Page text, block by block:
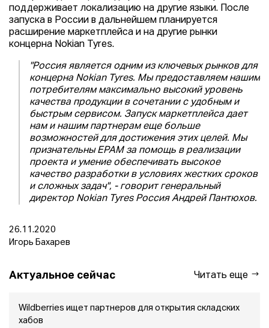
поддерживает локализацию на другие языки. После
запуска в России в дальнейшем планируется
расширение маркетплейса и на другие рынки
концерна Nokian Tyres.
"Россия является одним из ключевых рынков для
концерна Nokian Tyres. Мы предоставляем нашим
потребителям максимально высокий уровень
качества продукции в сочетании с удобным и
быстрым сервисом. Запуск маркетплейса дает
нам и нашим партнерам еще больше
возможностей для достижения этих целей. Мы
признательны EPAM за помощь в реализации
проекта и умение обеспечивать высокое
качество разработки в условиях жестких сроков
и сложных задач", - говорит генеральный
директор Nokian Tyres Россия Андрей Пантюхов.
26.11.2020
Игорь Бахарев
Актуальное сейчас Читать еще
Wildberries ищет партнеров для открытия складских
хабов